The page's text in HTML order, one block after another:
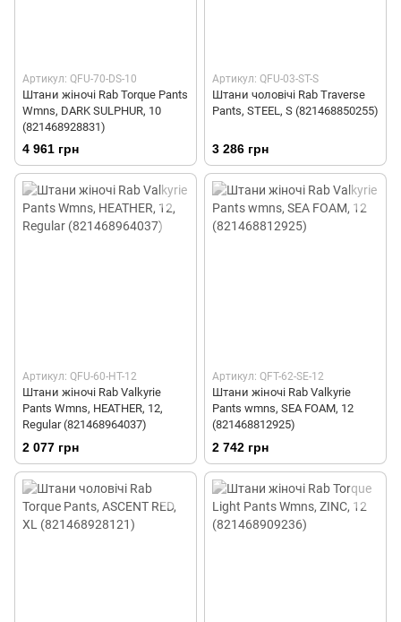
Артикул: QFU-70-DS-10
Штани жіночі Rab Torque Pants
Wmns, DARK SULPHUR, 10
(821468928831)
4 961 грн
Артикул: QFU-03-ST-S
Штани чоловічі Rab Traverse
Pants, STEEL, S (821468850255)
3 286 грн
Артикул: QFU-60-HT-12
Штани жіночі Rab Valkyrie
Pants Wmns, HEATHER, 12,
Regular (821468964037)
2 077 грн
Артикул: QFT-62-SE-12
Штани жіночі Rab Valkyrie
Pants wmns, SEA FOAM, 12
(821468812925)
2 742 грн